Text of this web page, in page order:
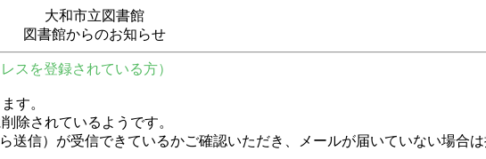
大和市立図書館
図書館からのお知らせ
スを登録されている方）
す。
除されているようです。
信）が受信できているかご確認いただき、メールが届いていない場合